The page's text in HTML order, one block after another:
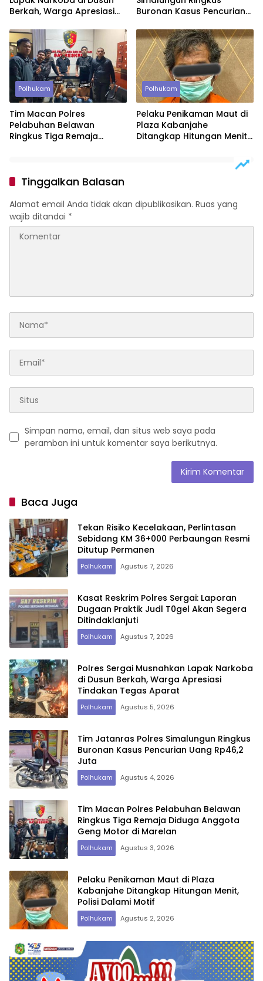
Berkah, Warga Apresiasi
Buronan Kasus Pencurian
Polhukam
Tim Macan Polres
Pelabuhan Belawan
Ringkus Tiga Remaja
Polhukam
Pelaku Penikaman Maut di
Plaza Kabanjahe
Ditangkap Hitungan Menit,
Tinggalkan Balasan
Alamat email Anda tidak akan dipublikasikan. Ruas yang
wajib ditandai *
Simpan nama, email, dan situs web saya pada
peramban ini untuk komentar saya berikutnya.
Baca Juga
Tekan Risiko Kecelakaan, Perlintasan
Sebidang KM 36+000 Perbaungan Resmi
Ditutup Permanen
Polhukam Agustus 7, 2026
Kasat Reskrim Polres Sergai: Laporan
Dugaan Praktik Judl T0gel Akan Segera
Ditindaklanjuti
Polhukam Agustus 7, 2026
Polres Sergai Musnahkan Lapak Narkoba
di Dusun Berkah, Warga Apresiasi
Tindakan Tegas Aparat
Polhukam Agustus 5, 2026
Tim Jatanras Polres Simalungun Ringkus
Buronan Kasus Pencurian Uang Rp46,2
Juta
Polhukam Agustus 4, 2026
Tim Macan Polres Pelabuhan Belawan
Ringkus Tiga Remaja Diduga Anggota
Geng Motor di Marelan
Polhukam Agustus 3, 2026
Pelaku Penikaman Maut di Plaza
Kabanjahe Ditangkap Hitungan Menit,
Polisi Dalami Motif
Polhukam Agustus 2, 2026